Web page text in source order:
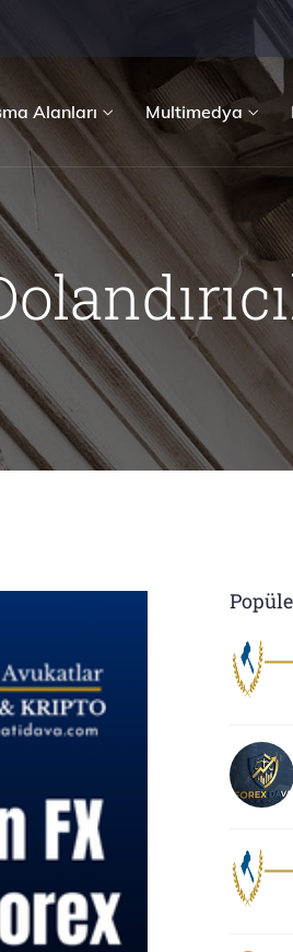
Alanları Multimedya